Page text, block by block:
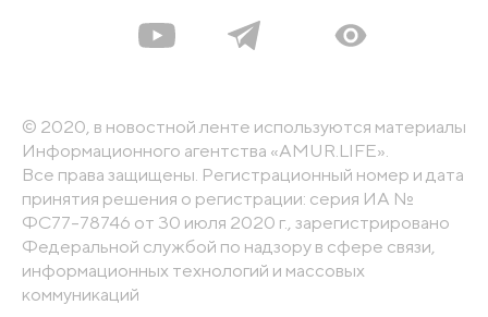
© 2020, в новостной ленте используются материалы
Информационного агентства «AMUR.LIFE».
Все права защищены. Регистрационный номер и дата
принятия решения о регистрации: серия ИА №
ФС77-78746 от 30 июля 2020 г., зарегистрировано
Федеральной службой по надзору в сфере связи,
информационных технологий и массовых
коммуникаций